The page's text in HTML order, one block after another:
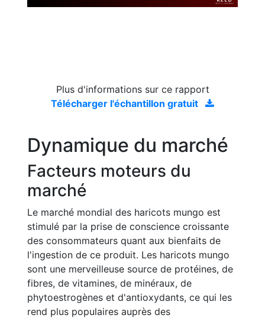
Plus d'informations sur ce rapport
Télécharger l'échantillon gratuit
Dynamique du marché
Facteurs moteurs du
marché
Le marché mondial des haricots mungo est
stimulé par la prise de conscience croissante
des consommateurs quant aux bienfaits de
l'ingestion de ce produit. Les haricots mungo
sont une merveilleuse source de protéines, de
fibres, de vitamines, de minéraux, de
phytoestrogènes et d'antioxydants, ce qui les
rend plus populaires auprès des